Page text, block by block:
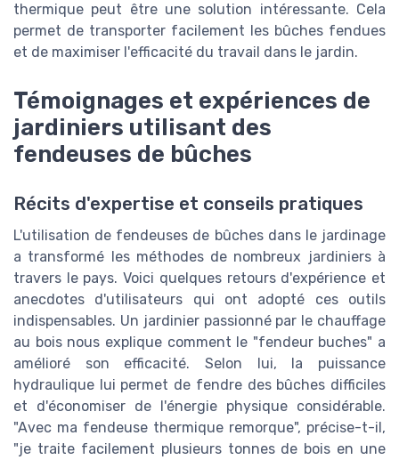
thermique peut être une solution intéressante. Cela
permet de transporter facilement les bûches fendues
et de maximiser l'efficacité du travail dans le jardin.
Témoignages et expériences de
jardiniers utilisant des
fendeuses de bûches
Récits d'expertise et conseils pratiques
L'utilisation de fendeuses de bûches dans le jardinage
a transformé les méthodes de nombreux jardiniers à
travers le pays. Voici quelques retours d'expérience et
anecdotes d'utilisateurs qui ont adopté ces outils
indispensables. Un jardinier passionné par le chauffage
au bois nous explique comment le "fendeur buches" a
amélioré son efficacité. Selon lui, la puissance
hydraulique lui permet de fendre des bûches difficiles
et d'économiser de l'énergie physique considérable.
"Avec ma fendeuse thermique remorque", précise-t-il,
"je traite facilement plusieurs tonnes de bois en une